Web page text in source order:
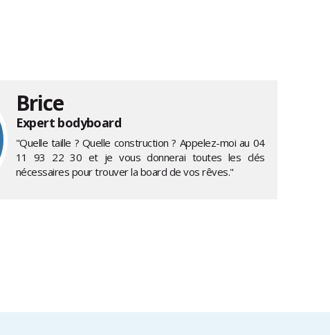
Brice
Expert bodyboard
"Quelle taille ? Quelle construction ? Appelez-moi au 04
11 93 22 30 et je vous donnerai toutes les clés
nécessaires pour trouver la board de vos rêves."